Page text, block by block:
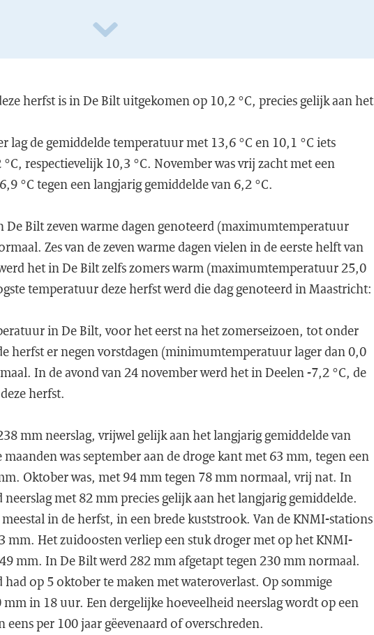
herfst is in De Bilt uitgekomen op 10,2 °C, precies gelijk aan het
lag de gemiddelde temperatuur met 13,6 °C en 10,1 °C iets
respectievelijk 10,3 °C. November was vrij zacht met een
°C tegen een langjarig gemiddelde van 6,2 °C.
De Bilt zeven warme dagen genoteerd (maximumtemperatuur
Zes van de zeven warme dagen vielen in de eerste helft van
het in De Bilt zelfs zomers warm (maximumtemperatuur 25,0
temperatuur deze herfst werd die dag genoteerd in Maastricht:
in De Bilt, voor het eerst na het zomerseizoen, tot onder
herfst er negen vorstdagen (minimumtemperatuur lager dan 0,0
In de avond van 24 november werd het in Deelen -7,2 °C, de
herfst.
mm neerslag, vrijwel gelijk aan het langjarig gemiddelde van
was september aan de droge kant met 63 mm, tegen een
Oktober was, met 94 mm tegen 78 mm normaal, vrij nat. In
met 82 mm precies gelijk aan het langjarig gemiddelde.
in de herfst, in een brede kuststrook. Van de KNMI-stations
mm. Het zuidoosten verliep een stuk droger met op het KNMI-
mm. In De Bilt werd 282 mm afgetapt tegen 230 mm normaal.
op 5 oktober te maken met wateroverlast. Op sommige
in 18 uur. Een dergelijke hoeveelheid neerslag wordt op een
per 100 jaar gëevenaard of overschreden.